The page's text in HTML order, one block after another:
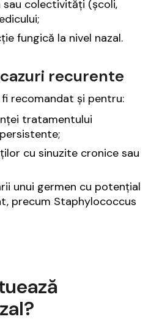
colectivități (școli,
fungică la nivel nazal.
recurente
recomandat și pentru:
tratamentului
cu sinuzite cronice sau
unui germen cu potențial
precum Staphylococcus